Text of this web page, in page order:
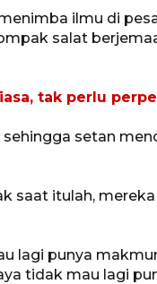
ilmu di
salat
tak perlu
setan
saat itulah,
lagi punya
tidak mau lagi